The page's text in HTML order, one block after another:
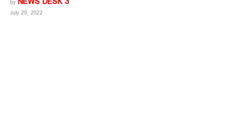
by
July 29, 2022